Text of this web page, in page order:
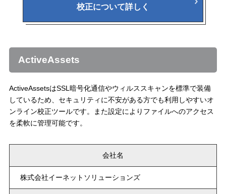
校正について詳しく
ActiveAssets
ActiveAssetsはSSL暗号化通信やウィルススキャンを標準で装備
しているため、セキュリティに不安がある方でも利用しやすいオ
ンライン校正ツールです。また設定によりファイルへのアクセス
を柔軟に管理可能です。
会社名
株式会社イーネットソリューションズ